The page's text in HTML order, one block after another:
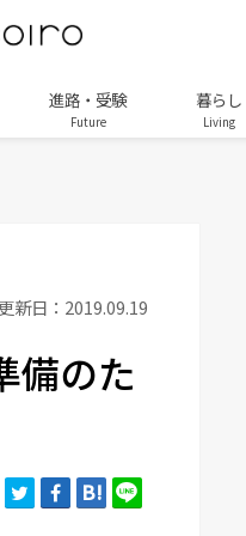
進路・受験
Future
暮らし
Living
更新日：2019.09.19
備のた